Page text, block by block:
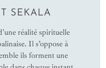
SEKALA
réalité spirituelle
Il s’oppose à
ils forment une